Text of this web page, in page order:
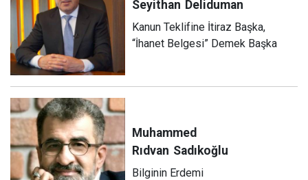
Seyithan Deliduman
Kanun Teklifine İtiraz Başka,
“İhanet Belgesi” Demek Başka
Muhammed
Rıdvan Sadıkoğlu
Bilginin Erdemi